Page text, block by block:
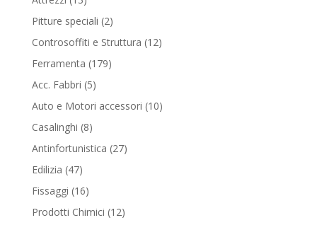
products
Pitture speciali 22
products
Controsoffiti e Struttura 1212
Ferramenta 179179
Acc. Fabbri 55
products
Auto e Motori accessori 1010
Casalinghi 88
products
Antinfortunistica 2727
Edilizia 4747
products
Fissaggi 1616
products
Prodotti Chimici 1212